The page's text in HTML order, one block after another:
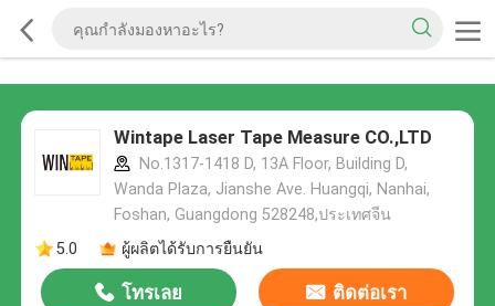
Wintape Laser Tape Measure CO.,LTD
No.1317-1418 D, 13A Floor, Building D,
Wanda Plaza, Jianshe Ave. Huangqi, Nanhai,
Foshan, Guangdong 528248,ประเทศจีน
5.0
ผู้ผลิตได้รับการยืนยัน
โทรเลย ติดต่อเรา